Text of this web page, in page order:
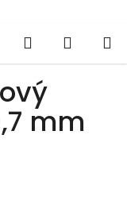
Hledat
KOŠÍK
mm